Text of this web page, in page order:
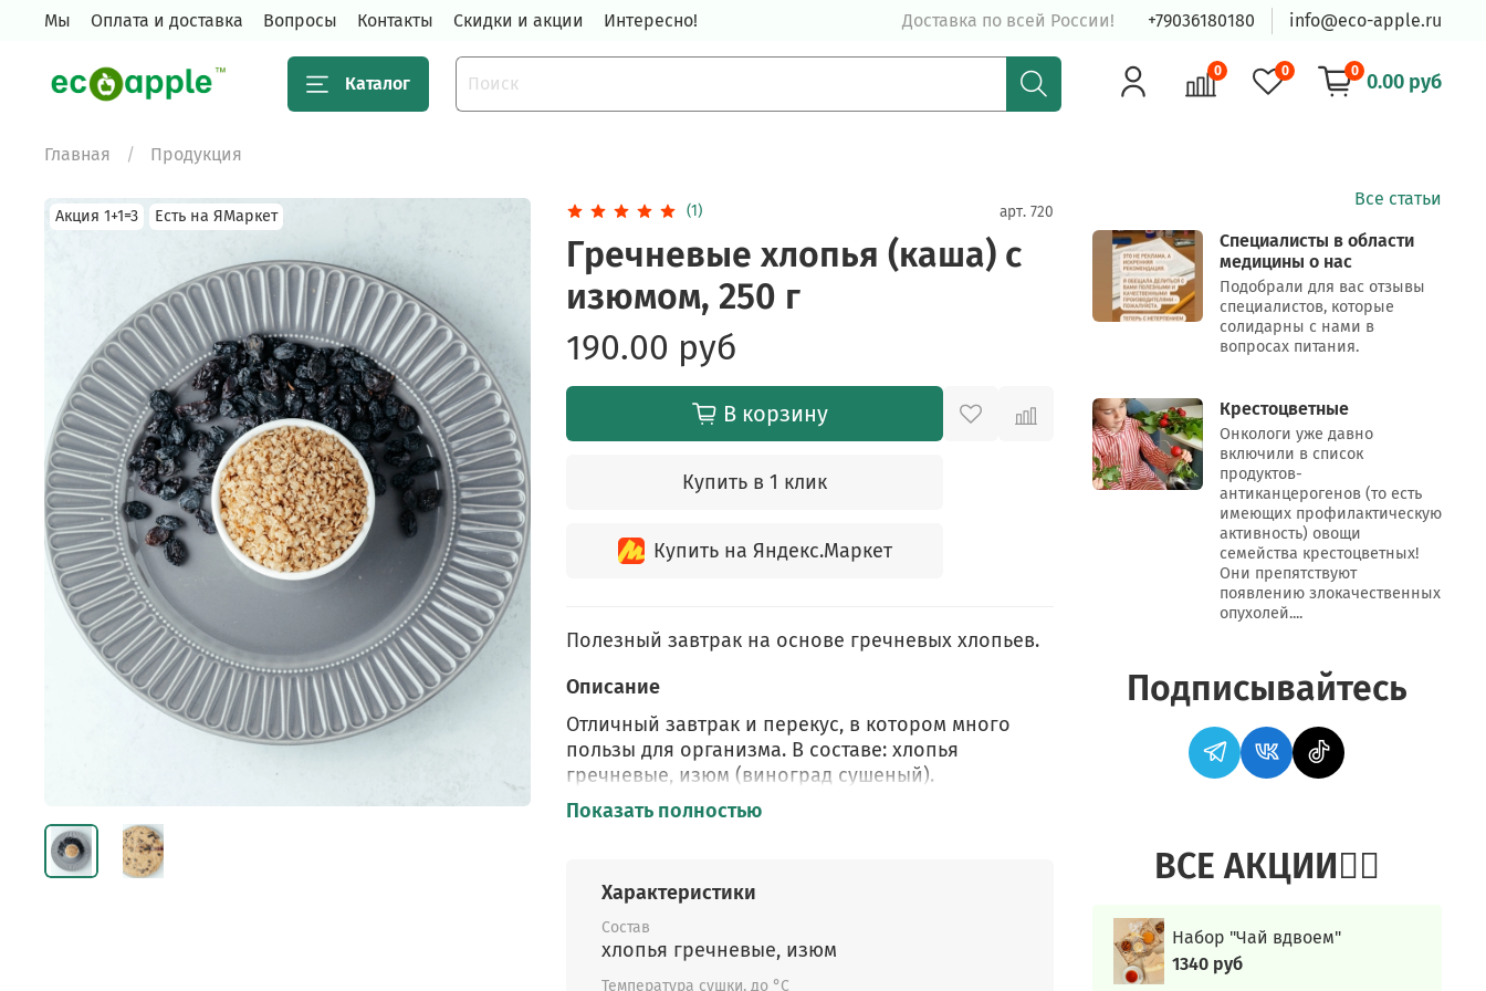
Мы Оплата и доставка Вопросы Контакты Скидки и акции Интересно! Доставка по всей России! +79036180180 info@eco-apple.ru
Каталог
0 0 0 0.00 руб
Главная Продукция
Акция 1+1=3 Есть на ЯМаркет (1) арт. 720
Гречневые хлопья (каша) с
изюмом, 250 г
190.00 руб
В корзину
Купить в 1 клик
Купить на Яндекс.Маркет
Полезный завтрак на основе гречневых хлопьев.
Описание
Отличный завтрак и перекус, в котором много
пользы для организма. В составе: хлопья
гречневые, изюм (виноград сушеный).
С цельюсократить употребление сахара
натуральных сухофруктов.
В выращивании гречки есть уникальная
особенность: это растениене нуждается в
Показать полностью
Характеристики
Состав
хлопья гречневые, изюм
Температура сушки, до °C
Все статьи
Специалисты в области
медицины о нас
Подобрали для вас отзывы
специалистов, которые
солидарны с нами в
вопросах питания.
Крестоцветные
Онкологи уже давно
включили в список
продуктов-
антиканцерогенов (то есть
имеющих профилактическую
активность) овощи
семейства крестоцветных!
Они препятствуют
появлению злокачественных
опухолей....
Подписывайтесь
ВСЕ АКЦИИ👍🏻
Набор "Чай вдвоем"
1340 руб